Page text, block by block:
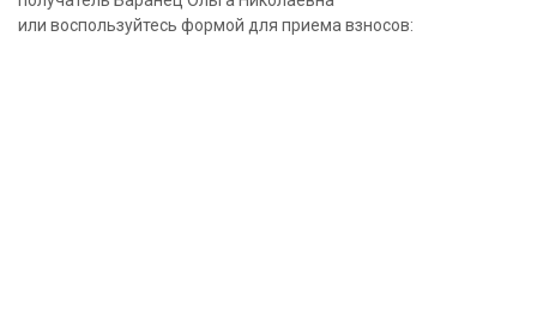
или воспользуйтесь формой для приема взносов: